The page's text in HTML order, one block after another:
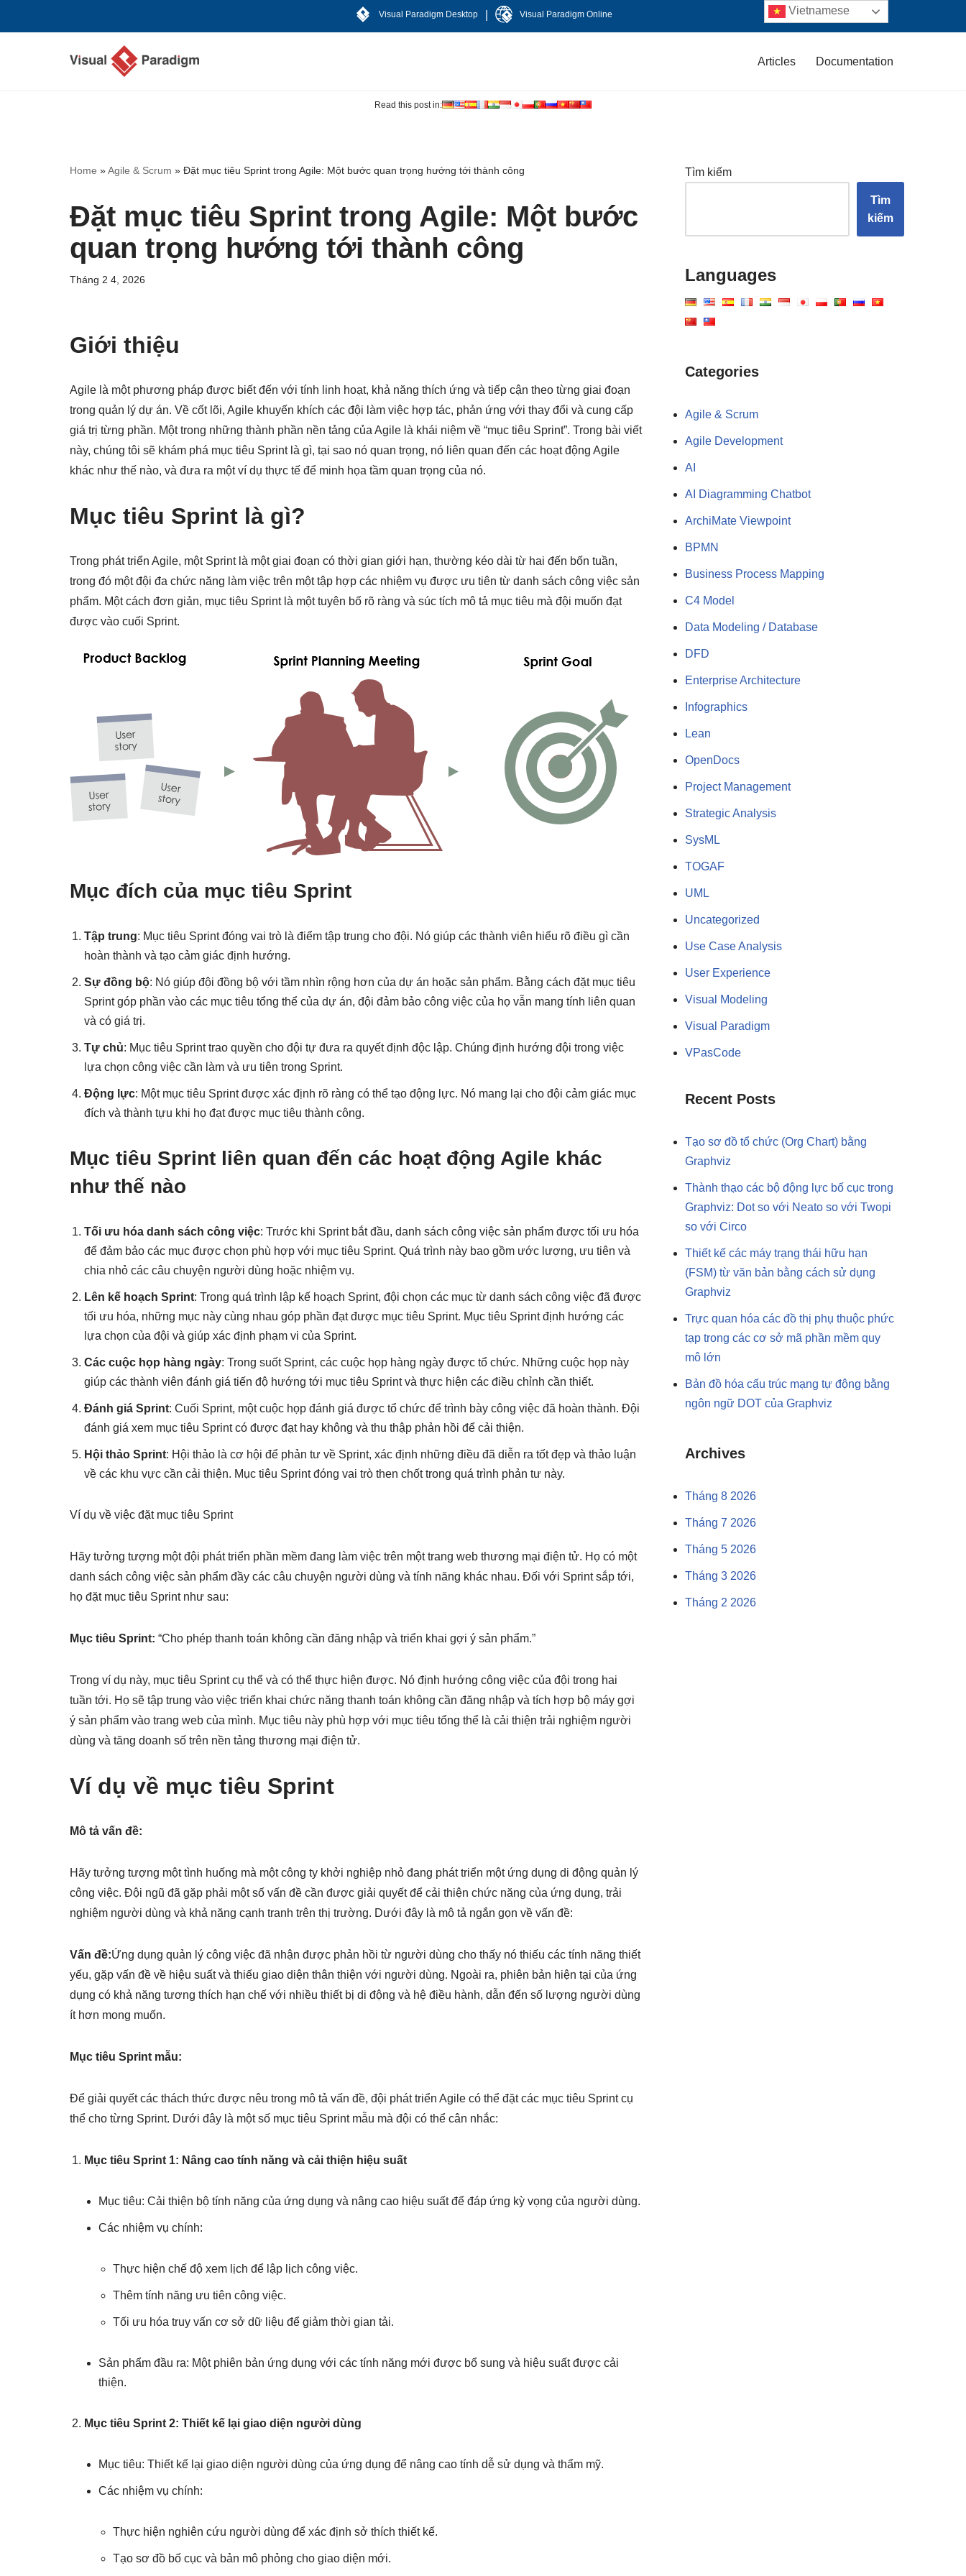
Visual Paradigm Desktop Visual Paradigm Online
Articles Documentation
Read this post in:
Home »Agile & Scrum » Đặt mục tiêu Sprint trong Agile: Một bước quan trọng hướng tới thành công
Đặt mục tiêu Sprint trong Agile: Một bước
quan trọng hướng tới thành công
Tháng 2 4, 2026
Giới thiệu
Agile là một phương pháp được biết đến với tính linh hoạt, khả năng thích ứng và tiếp cận theo từng giai đoạn
trong quản lý dự án. Về cốt lõi, Agile khuyến khích các đội làm việc hợp tác, phản ứng với thay đổi và cung cấp
giá trị từng phần. Một trong những thành phần nền tảng của Agile là khái niệm về “mục tiêu Sprint”. Trong bài viết
này, chúng tôi sẽ khám phá mục tiêu Sprint là gì, tại sao nó quan trọng, nó liên quan đến các hoạt động Agile
khác như thế nào, và đưa ra một ví dụ thực tế để minh họa tầm quan trọng của nó.
Mục tiêu Sprint là gì?
Trong phát triển Agile, một Sprint là một giai đoạn có thời gian giới hạn, thường kéo dài từ hai đến bốn tuần,
trong đó một đội đa chức năng làm việc trên một tập hợp các nhiệm vụ được ưu tiên từ danh sách công việc sản
phẩm. Một cách đơn giản, mục tiêu Sprint là một tuyên bố rõ ràng và súc tích mô tả mục tiêu mà đội muốn đạt
được vào cuối Sprint.
Mục đích của mục tiêu Sprint
Tập trung: Mục tiêu Sprint đóng vai trò là điểm tập trung cho đội. Nó giúp các thành viên hiểu rõ điều gì cần
hoàn thành và tạo cảm giác định hướng.
Sự đồng bộ: Nó giúp đội đồng bộ với tầm nhìn rộng hơn của dự án hoặc sản phẩm. Bằng cách đặt mục tiêu
Sprint góp phần vào các mục tiêu tổng thể của dự án, đội đảm bảo công việc của họ vẫn mang tính liên quan
và có giá trị.
Tự chủ: Mục tiêu Sprint trao quyền cho đội tự đưa ra quyết định độc lập. Chúng định hướng đội trong việc
lựa chọn công việc cần làm và ưu tiên trong Sprint.
Động lực: Một mục tiêu Sprint được xác định rõ ràng có thể tạo động lực. Nó mang lại cho đội cảm giác mục
đích và thành tựu khi họ đạt được mục tiêu thành công.
Mục tiêu Sprint liên quan đến các hoạt động Agile khác
như thế nào
Tối ưu hóa danh sách công việc: Trước khi Sprint bắt đầu, danh sách công việc sản phẩm được tối ưu hóa
để đảm bảo các mục được chọn phù hợp với mục tiêu Sprint. Quá trình này bao gồm ước lượng, ưu tiên và
chia nhỏ các câu chuyện người dùng hoặc nhiệm vụ.
Lên kế hoạch Sprint: Trong quá trình lập kế hoạch Sprint, đội chọn các mục từ danh sách công việc đã được
tối ưu hóa, những mục này cùng nhau góp phần đạt được mục tiêu Sprint. Mục tiêu Sprint định hướng các
lựa chọn của đội và giúp xác định phạm vi của Sprint.
Các cuộc họp hàng ngày: Trong suốt Sprint, các cuộc họp hàng ngày được tổ chức. Những cuộc họp này
giúp các thành viên đánh giá tiến độ hướng tới mục tiêu Sprint và thực hiện các điều chỉnh cần thiết.
Đánh giá Sprint: Cuối Sprint, một cuộc họp đánh giá được tổ chức để trình bày công việc đã hoàn thành. Đội
đánh giá xem mục tiêu Sprint có được đạt hay không và thu thập phản hồi để cải thiện.
Hội thảo Sprint: Hội thảo là cơ hội để phản tư về Sprint, xác định những điều đã diễn ra tốt đẹp và thảo luận
về các khu vực cần cải thiện. Mục tiêu Sprint đóng vai trò then chốt trong quá trình phản tư này.
Ví dụ về việc đặt mục tiêu Sprint
Hãy tưởng tượng một đội phát triển phần mềm đang làm việc trên một trang web thương mại điện tử. Họ có một
danh sách công việc sản phẩm đầy các câu chuyện người dùng và tính năng khác nhau. Đối với Sprint sắp tới,
họ đặt mục tiêu Sprint như sau:
Mục tiêu Sprint: “Cho phép thanh toán không cần đăng nhập và triển khai gợi ý sản phẩm.”
Trong ví dụ này, mục tiêu Sprint cụ thể và có thể thực hiện được. Nó định hướng công việc của đội trong hai
tuần tới. Họ sẽ tập trung vào việc triển khai chức năng thanh toán không cần đăng nhập và tích hợp bộ máy gợi
ý sản phẩm vào trang web của mình. Mục tiêu này phù hợp với mục tiêu tổng thể là cải thiện trải nghiệm người
dùng và tăng doanh số trên nền tảng thương mại điện tử.
Ví dụ về mục tiêu Sprint
Mô tả vấn đề:
Hãy tưởng tượng một tình huống mà một công ty khởi nghiệp nhỏ đang phát triển một ứng dụng di động quản lý
công việc. Đội ngũ đã gặp phải một số vấn đề cần được giải quyết để cải thiện chức năng của ứng dụng, trải
nghiệm người dùng và khả năng cạnh tranh trên thị trường. Dưới đây là mô tả ngắn gọn về vấn đề:
Vấn đề:Ứng dụng quản lý công việc đã nhận được phản hồi từ người dùng cho thấy nó thiếu các tính năng thiết
yếu, gặp vấn đề về hiệu suất và thiếu giao diện thân thiện với người dùng. Ngoài ra, phiên bản hiện tại của ứng
dụng có khả năng tương thích hạn chế với nhiều thiết bị di động và hệ điều hành, dẫn đến số lượng người dùng
ít hơn mong muốn.
Mục tiêu Sprint mẫu:
Để giải quyết các thách thức được nêu trong mô tả vấn đề, đội phát triển Agile có thể đặt các mục tiêu Sprint cụ
thể cho từng Sprint. Dưới đây là một số mục tiêu Sprint mẫu mà đội có thể cân nhắc:
Mục tiêu Sprint 1: Nâng cao tính năng và cải thiện hiệu suất
Mục tiêu: Cải thiện bộ tính năng của ứng dụng và nâng cao hiệu suất để đáp ứng kỳ vọng của người dùng.
Các nhiệm vụ chính:
Thực hiện chế độ xem lịch để lập lịch công việc.
Thêm tính năng ưu tiên công việc.
Tối ưu hóa truy vấn cơ sở dữ liệu để giảm thời gian tải.
Sản phẩm đầu ra: Một phiên bản ứng dụng với các tính năng mới được bổ sung và hiệu suất được cải
thiện.
Mục tiêu Sprint 2: Thiết kế lại giao diện người dùng
Mục tiêu: Thiết kế lại giao diện người dùng của ứng dụng để nâng cao tính dễ sử dụng và thẩm mỹ.
Các nhiệm vụ chính:
Thực hiện nghiên cứu người dùng để xác định sở thích thiết kế.
Tạo sơ đồ bố cục và bản mô phỏng cho giao diện mới.
Tìm kiếm
Tìm
kiếm
Languages
Categories
Agile & Scrum
Agile Development
AI
AI Diagramming Chatbot
ArchiMate Viewpoint
BPMN
Business Process Mapping
C4 Model
Data Modeling / Database
DFD
Enterprise Architecture
Infographics
Lean
OpenDocs
Project Management
Strategic Analysis
SysML
TOGAF
UML
Uncategorized
Use Case Analysis
User Experience
Visual Modeling
Visual Paradigm
VPasCode
Recent Posts
Tạo sơ đồ tổ chức (Org Chart) bằng
Graphviz
Thành thạo các bộ động lực bố cục trong
Graphviz: Dot so với Neato so với Twopi
so với Circo
Thiết kế các máy trạng thái hữu hạn
(FSM) từ văn bản bằng cách sử dụng
Graphviz
Trực quan hóa các đồ thị phụ thuộc phức
tạp trong các cơ sở mã phần mềm quy
mô lớn
Bản đồ hóa cấu trúc mạng tự động bằng
ngôn ngữ DOT của Graphviz
Archives
Tháng 8 2026
Tháng 7 2026
Tháng 5 2026
Tháng 3 2026
Tháng 2 2026
Vietnamese